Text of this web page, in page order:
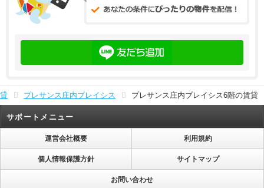
プレサンス庄内ブレイシス プレサンス庄内ブレイシス6階の賃貸
サポートメニュー
運営会社概要 利用規約
個人情報保護方針 サイトマップ
お問い合わせ